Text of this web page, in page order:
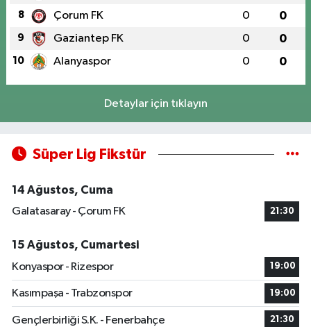
8 Çorum FK 0 0
9 Gaziantep FK 0 0
10 Alanyaspor 0 0
Detaylar için tıklayın
Süper Lig Fikstür
14 Ağustos, Cuma
Galatasaray - Çorum FK
21:30
15 Ağustos, Cumartesi
Konyaspor - Rizespor
19:00
Kasımpaşa - Trabzonspor 19:00
Gençlerbirliği S.K. - Fenerbahçe 21:30